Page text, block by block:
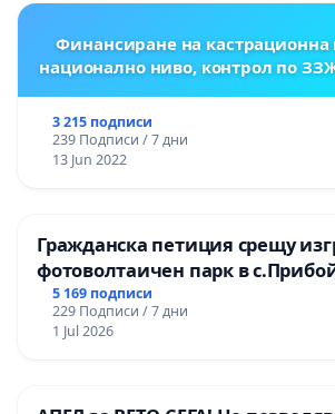
Финансиране на кастрационна
национално ниво, контрол по
3 215 подписи
239 Подписи / 7 дни
13 Jun 2022
Гражданска петиция срещу
фотоволтаичен парк в
Радомир
5 169 подписи
229 Подписи / 7 дни
1 Jul 2026